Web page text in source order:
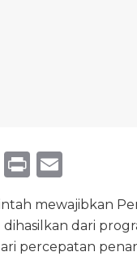
G
m
P
n
t
m
ai
l
mewajibkan
dari
percepatan